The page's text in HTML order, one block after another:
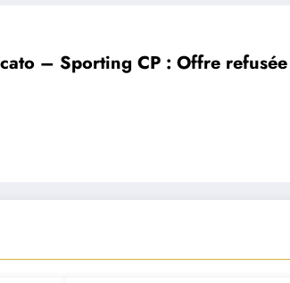
– Sporting CP : Offre